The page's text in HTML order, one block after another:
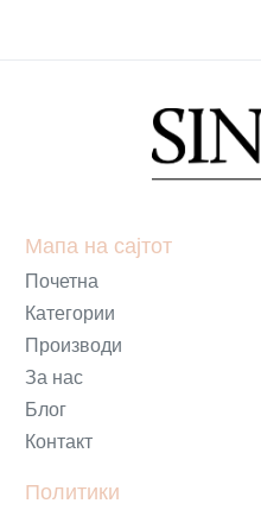
Мапа на сајтот
Почетна
Категории
Производи
За нас
Блог
Контакт
Политики